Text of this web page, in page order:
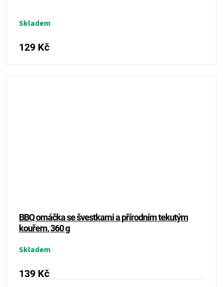
Skladem
129 Kč
BBQ omáčka se švestkami a přírodním tekutým
kouřem, 360 g
Skladem
139 Kč